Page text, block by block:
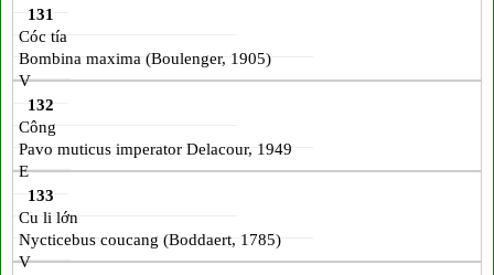
131
Cóc tía
Bombina maxima (Boulenger, 1905)
V
132
Công
Pavo muticus imperator Delacour, 1949
E
133
Cu li lớn
Nycticebus coucang (Boddaert, 1785)
V